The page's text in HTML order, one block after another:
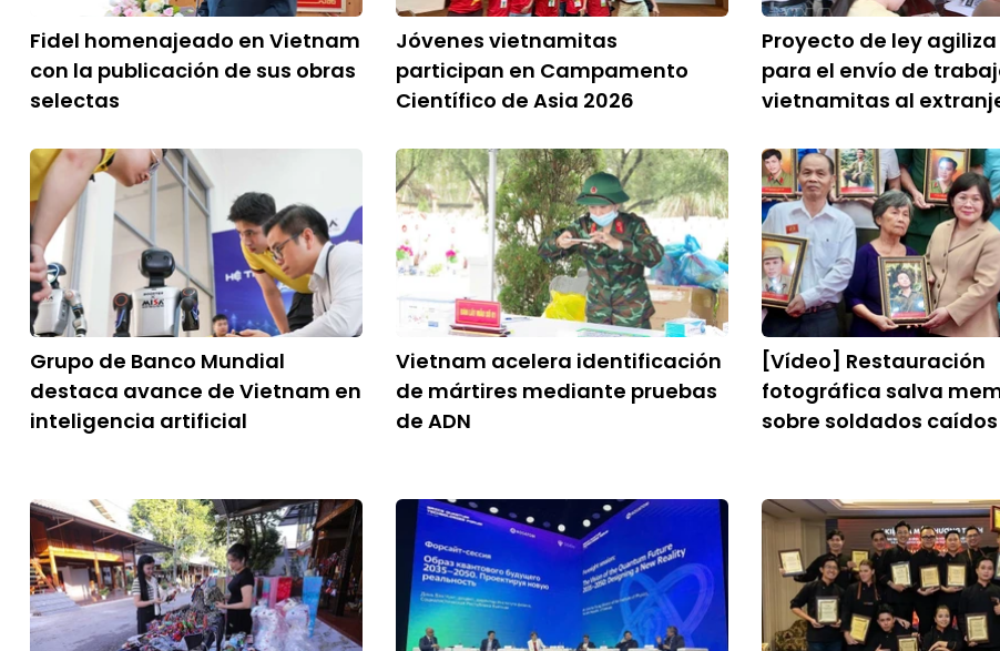
Fidel homenajeado en Vietnam
con la publicación de sus obras
selectas
Jóvenes vietnamitas
participan en Campamento
Científico de Asia 2026
Proyecto de ley
para el envío de
vietnamitas al
Grupo de Banco Mundial
destaca avance de Vietnam en
inteligencia artificial
Vietnam acelera identificación
de mártires mediante pruebas
de ADN
[Vídeo] Restauración
fotográfica salva
sobre soldados caídos